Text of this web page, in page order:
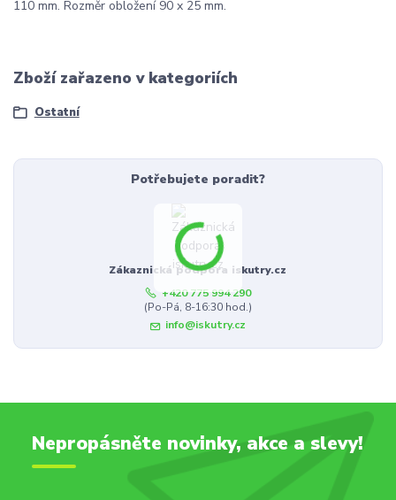
110 mm. Rozměr obložení 90 x 25 mm.
Zboží zařazeno v kategoriích
Ostatní
Potřebujete poradit?
Zákaznická podpora iskutry.cz
+420 775 994 290
(Po-Pá, 8-16:30 hod.)
info@iskutry.cz
Nepropásněte novinky, akce a slevy!